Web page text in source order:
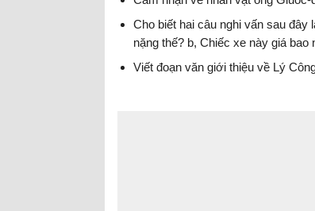
Cho biết hai câu nghi vấn sau đây
nặng thế? b, Chiếc xe này giá bao
Viết đoạn văn giới thiệu về Lý